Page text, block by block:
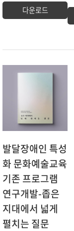
다운로드
발달장애인 특성
화 문화예술교육
기존 프로그램
연구개발-좁은
지대에서 넓게
펼치는 질문